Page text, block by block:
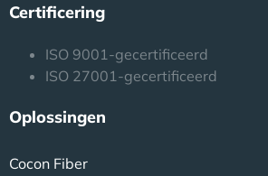
Certificering
ISO 9001-gecertificeerd
ISO 27001-gecertificeerd
Oplossingen
Cocon Fiber